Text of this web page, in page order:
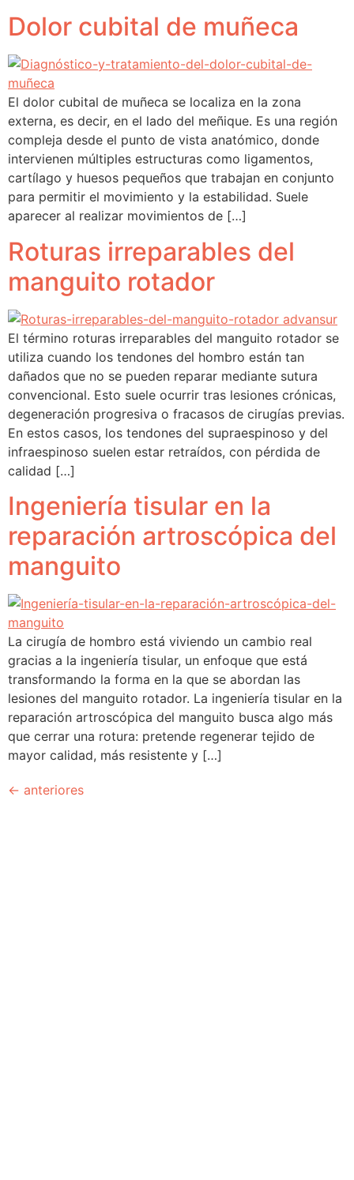
Dolor cubital de muñeca
El dolor cubital de muñeca se localiza en la zona
externa, es decir, en el lado del meñique. Es una región
compleja desde el punto de vista anatómico, donde
intervienen múltiples estructuras como ligamentos,
cartílago y huesos pequeños que trabajan en conjunto
para permitir el movimiento y la estabilidad. Suele
aparecer al realizar movimientos de […]
Roturas irreparables del
manguito rotador
El término roturas irreparables del manguito rotador se
utiliza cuando los tendones del hombro están tan
dañados que no se pueden reparar mediante sutura
convencional. Esto suele ocurrir tras lesiones crónicas,
degeneración progresiva o fracasos de cirugías previas.
En estos casos, los tendones del supraespinoso y del
infraespinoso suelen estar retraídos, con pérdida de
calidad […]
Ingeniería tisular en la
reparación artroscópica del
manguito
La cirugía de hombro está viviendo un cambio real
gracias a la ingeniería tisular, un enfoque que está
transformando la forma en la que se abordan las
lesiones del manguito rotador. La ingeniería tisular en la
reparación artroscópica del manguito busca algo más
que cerrar una rotura: pretende regenerar tejido de
mayor calidad, más resistente y […]
← anteriores